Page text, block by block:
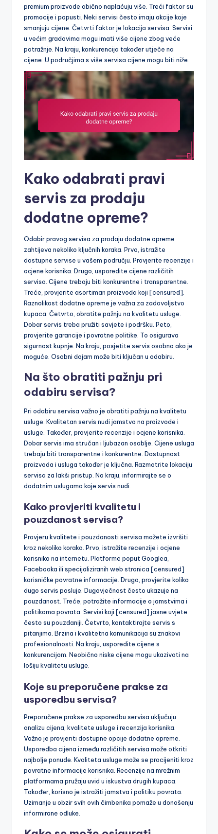
premium proizvode obično naplaćuju više. Treći faktor su
promocije i popusti. Neki servisi često imaju akcije koje
smanjuju cijene. Četvrti faktor je lokacija servisa. Servisi
u većim gradovima mogu imati više cijene zbog veće
potražnje. Na kraju, konkurencija također utječe na
cijene. U područjima s više servisa cijene mogu biti niže.
Kako odabrati pravi
servis za prodaju
dodatne opreme?
Odabir pravog servisa za prodaju dodatne opreme
zahtijeva nekoliko ključnih koraka. Prvo, istražite
dostupne servise u vašem području. Provjerite recenzije i
ocjene korisnika. Drugo, usporedite cijene različitih
servisa. Cijene trebaju biti konkurentne i transparentne.
Treće, provjerite asortiman proizvoda koji [censured].
Raznolikost dodatne opreme je važna za zadovoljstvo
kupaca. Četvrto, obratite pažnju na kvalitetu usluge.
Dobar servis treba pružiti savjete i podršku. Peto,
provjerite garancije i povratne politike. To osigurava
sigurnost kupnje. Na kraju, posjetite servis osobno ako je
moguće. Osobni dojam može biti ključan u odabiru.
Na što obratiti pažnju pri
odabiru servisa?
Pri odabiru servisa važno je obratiti pažnju na kvalitetu
usluge. Kvalitetan servis nudi jamstvo na proizvode i
usluge. Također, provjerite recenzije i ocjene korisnika.
Dobar servis ima stručan i ljubazan osoblje. Cijene usluga
trebaju biti transparentne i konkurentne. Dostupnost
proizvoda i usluga također je ključna. Razmotrite lokaciju
servisa za lakši pristup. Na kraju, informirajte se o
dodatnim uslugama koje servis nudi.
Kako provjeriti kvalitetu i
pouzdanost servisa?
Provjeru kvalitete i pouzdanosti servisa možete izvršiti
kroz nekoliko koraka. Prvo, istražite recenzije i ocjene
korisnika na internetu. Platforme poput Googlea,
Facebooka ili specijaliziranih web stranica [censured]
korisničke povratne informacije. Drugo, provjerite koliko
dugo servis posluje. Dugovječnost često ukazuje na
pouzdanost. Treće, potražite informacije o jamstvima i
politikama povrata. Servisi koji [censured] jasne uvjete
često su pouzdaniji. Četvrto, kontaktirajte servis s
pitanjima. Brzina i kvalitetna komunikacija su znakovi
profesionalnosti. Na kraju, usporedite cijene s
konkurencijom. Neobično niske cijene mogu ukazivati na
lošiju kvalitetu usluge.
Koje su preporučene prakse za
usporedbu servisa?
Preporučene prakse za usporedbu servisa uključuju
analizu cijena, kvalitete usluge i recenzija korisnika.
Važno je provjeriti dostupne opcije dodatne opreme.
Usporedba cijena između različitih servisa može otkriti
najbolje ponude. Kvaliteta usluge može se procijeniti kroz
povratne informacije korisnika. Recenzije na mrežnim
platformama pružaju uvid u iskustva drugih kupaca.
Također, korisno je istražiti jamstva i politiku povrata.
Uzimanje u obzir svih ovih čimbenika pomaže u donošenju
informirane odluke.